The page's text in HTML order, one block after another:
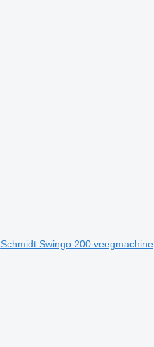
Schmidt Swingo 200 veegmachine